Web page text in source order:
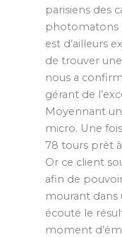
parisiens des
photomatons
est d’ailleurs
de trouver
nous a
gérant de
Moyennant
micro. Une
78 tours prêt
Or ce client
afin de
mourant dans
écouté le
moment